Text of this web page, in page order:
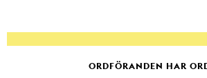
ORDFÖRANDEN HAR